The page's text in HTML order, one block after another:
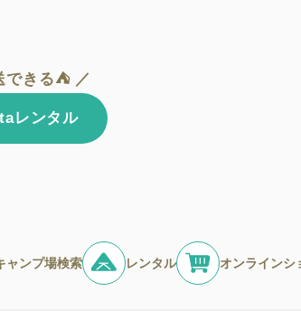
できる⛺ ／
レンタル
ャンプ場検索 レンタル オンラインシ